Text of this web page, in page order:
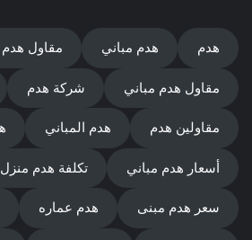
هدم هدم مباني مقاول هدم
مقاول هدم مباني شركة هدم
مقاولين هدم هدم المباني
أسعار هدم مباني تكلفة هدم منزل
سعر هدم مبنى هدم عماره